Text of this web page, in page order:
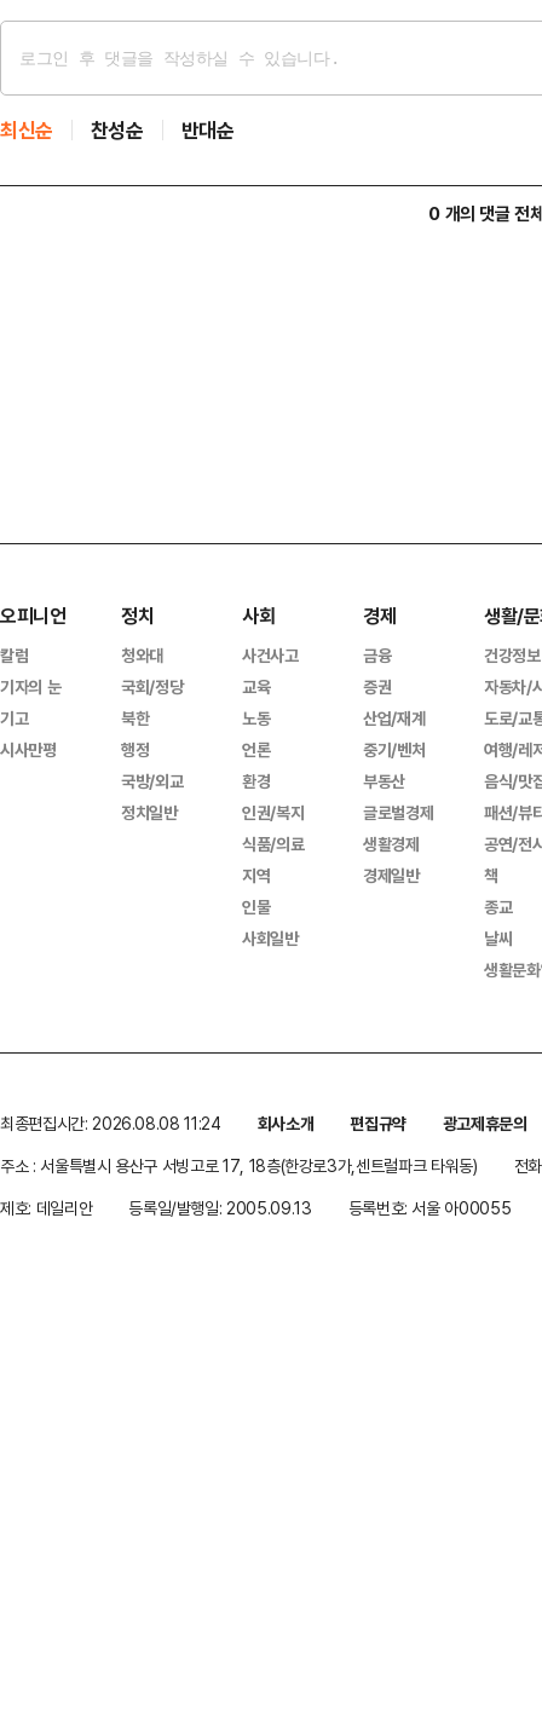
최신순 찬성순 반대순
0 개의 댓글 전
오피니언
칼럼
기자의 눈
기고
시사만평
정치
청와대
국회/정당
북한
행정
국방/외교
정치일반
사회
사건사고
교육
노동
언론
환경
인권/복지
식품/의료
지역
인물
사회일반
경제
금융
증권
산업/재계
중기/벤처
부동산
글로벌경제
생활경제
경제일반
생활/
건강정보
자동차/
도로/교
여행/레
음식/맛
패션/뷰
공연/전
책
종교
날씨
생활문
최종편집시간: 2026.08.08 11:24 회사소개 편집규약
광고제휴문의
주소 : 서울특별시 용산구 서빙고로 17, 18층(한강로3가,센트럴파크 타워동)
전
제호: 데일리안
등록일/발행일: 2005.09.13 등록번호: 서울 아00055